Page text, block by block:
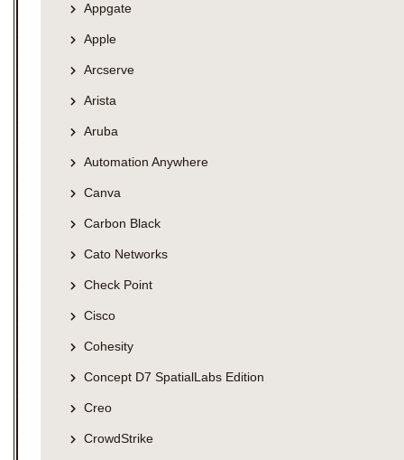
Appgate
Apple
Arcserve
Arista
Aruba
Automation Anywhere
Canva
Carbon Black
Cato Networks
Check Point
Cisco
Cohesity
Concept D7 SpatialLabs Edition
Creo
CrowdStrike